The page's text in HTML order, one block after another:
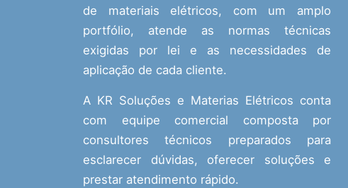
de materiais elétricos, com um amplo
portfólio, atende as normas técnicas
exigidas por lei e as necessidades de
aplicação de cada cliente.
A KR Soluções e Materias Elétricos conta
com equipe comercial composta por
consultores técnicos preparados para
esclarecer dúvidas, oferecer soluções e
prestar atendimento rápido.